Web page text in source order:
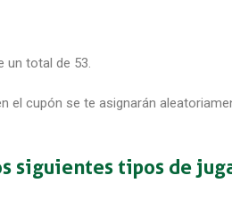
un total de 53.
el cupón se te asignarán
siguientes tipos de